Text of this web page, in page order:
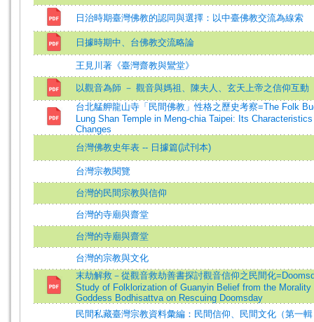
日治時期臺灣佛教的認同與選擇：以中臺佛教交流為線索
日據時期中、台佛教交流略論
王見川著《臺灣齋教與鸞堂》
以觀音為師 － 觀音與媽祖、陳夫人、玄天上帝之信仰互動
台北艋舺龍山寺「民間佛教」性格之歷史考察=The Folk
Lung Shan Temple in Meng-chia Taipei: Its
Changes
台灣佛教史年表 -- 日據篇(試刊本)
台灣宗教閱覽
台灣的民間宗教與信仰
台灣的寺廟與齋堂
台灣的寺廟與齋堂
台灣的宗教與文化
末劫解救－從觀音救劫善書探討觀音信仰之民間化
Study of Folklorization of Guanyin Belief from the
Goddess Bodhisattva on Rescuing Doomsday
民間私藏臺灣宗教資料彙編：民間信仰、民間文化（第一